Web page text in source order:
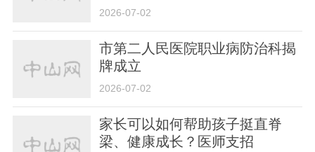
2026-07-02
市第二人民医院职业病防治科揭
牌成立
2026-07-02
家长可以如何帮助孩子挺直脊
梁、健康成长？医师支招